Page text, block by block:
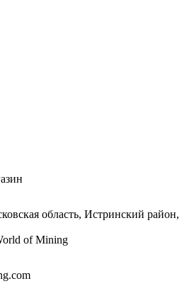
область, Истринский район,
of Mining